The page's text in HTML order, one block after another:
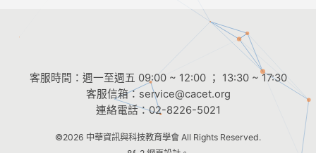
客服時間：週一至週五 09:00 ~ 12:00 ； 13:30 ~ 17:30
客服信箱： service@cacet.org
連絡電話：02-8226-5021
©2026 中華資訊與科技教育學會 All Rights Reserved.